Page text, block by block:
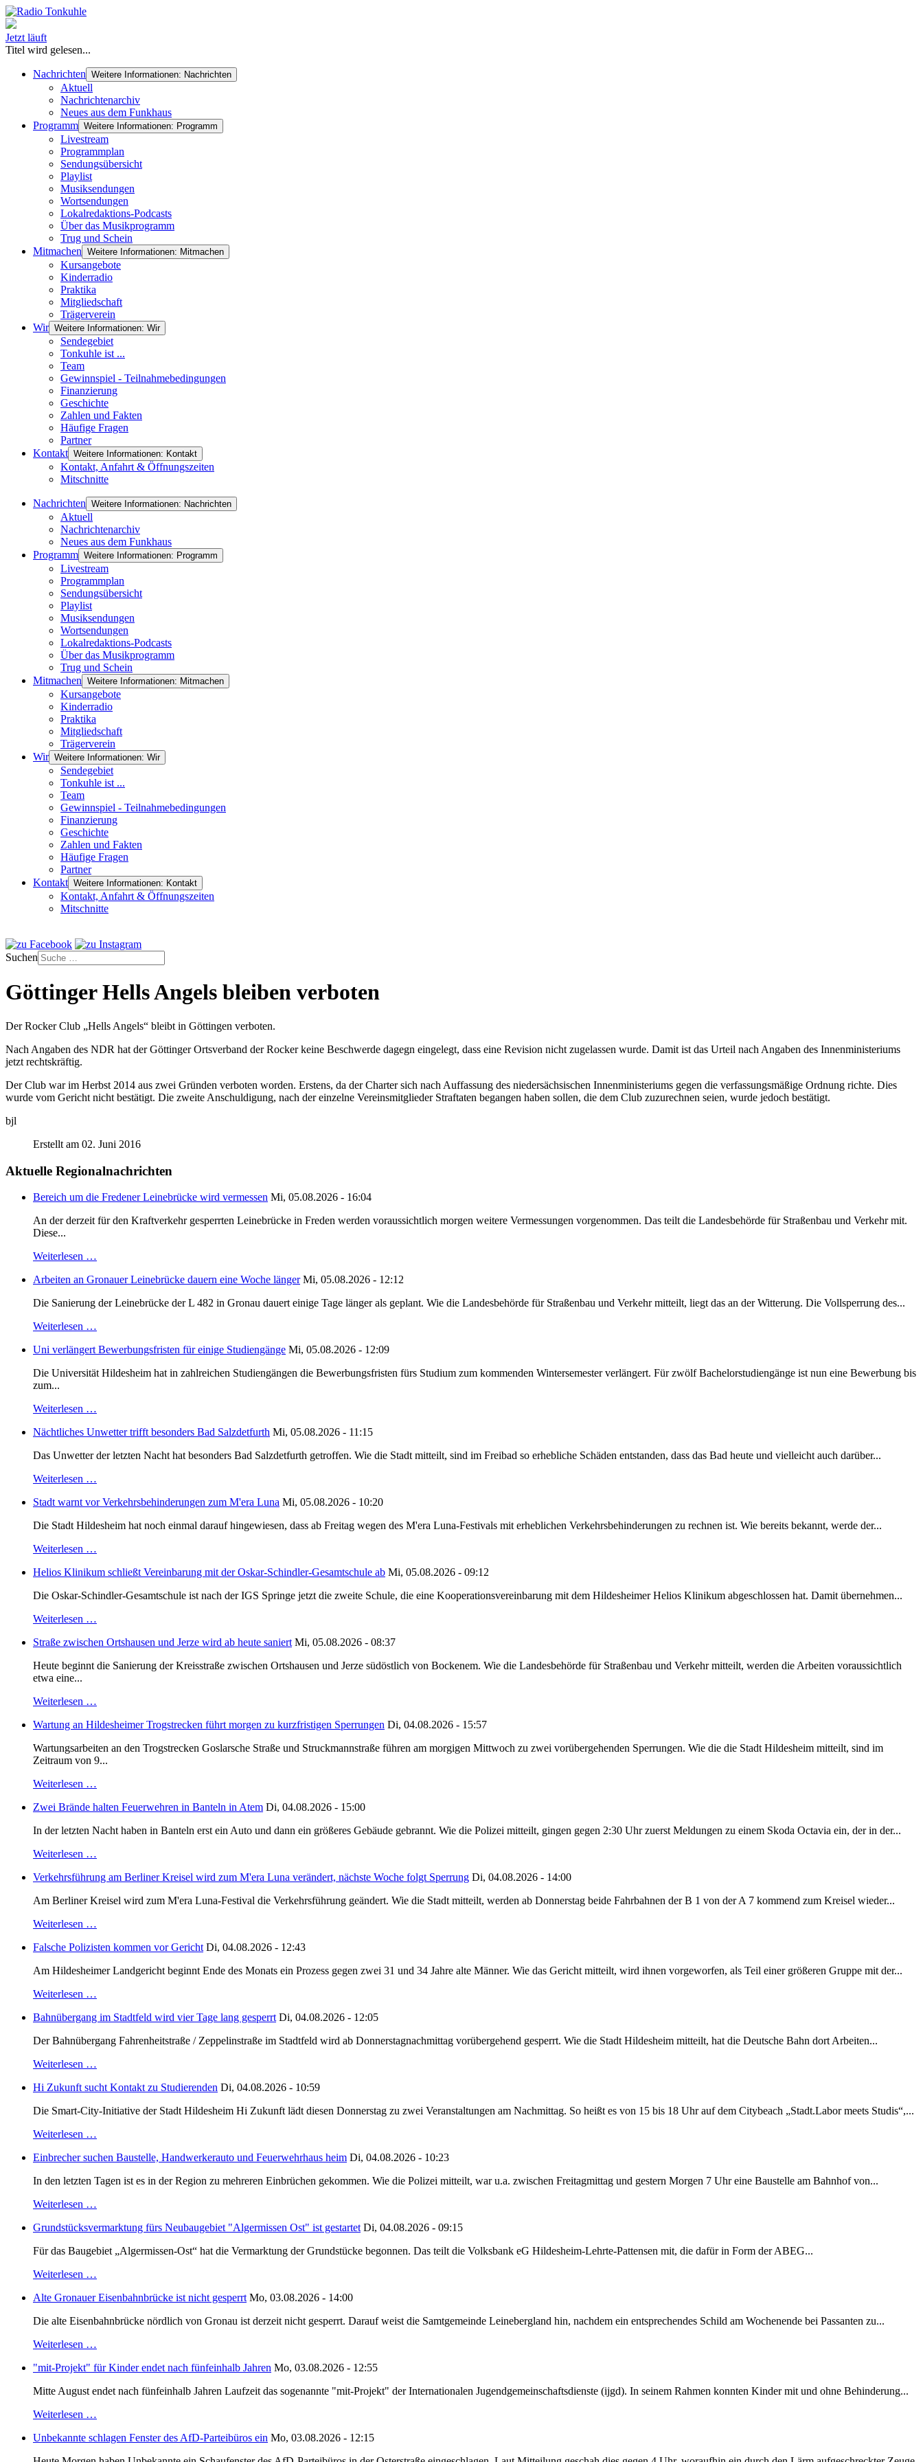
Jetzt läuft
Titel wird gelesen...
Nachrichten Weitere Informationen: Nachrichten
Aktuell
Nachrichtenarchiv
Neues aus dem Funkhaus
Programm Weitere Informationen: Programm
Livestream
Programmplan
Sendungsübersicht
Playlist
Musiksendungen
Wortsendungen
Lokalredaktions-Podcasts
Über das Musikprogramm
Trug und Schein
Mitmachen Weitere Informationen: Mitmachen
Kursangebote
Kinderradio
Praktika
Mitgliedschaft
Trägerverein
Wir Weitere Informationen: Wir
Sendegebiet
Tonkuhle ist ...
Team
Gewinnspiel - Teilnahmebedingungen
Finanzierung
Geschichte
Zahlen und Fakten
Häufige Fragen
Partner
Kontakt Weitere Informationen: Kontakt
Kontakt, Anfahrt & Öffnungszeiten
Mitschnitte
Nachrichten Weitere Informationen: Nachrichten
Aktuell
Nachrichtenarchiv
Neues aus dem Funkhaus
Programm Weitere Informationen: Programm
Livestream
Programmplan
Sendungsübersicht
Playlist
Musiksendungen
Wortsendungen
Lokalredaktions-Podcasts
Über das Musikprogramm
Trug und Schein
Mitmachen Weitere Informationen: Mitmachen
Kursangebote
Kinderradio
Praktika
Mitgliedschaft
Trägerverein
Wir Weitere Informationen: Wir
Sendegebiet
Tonkuhle ist ...
Team
Gewinnspiel - Teilnahmebedingungen
Finanzierung
Geschichte
Zahlen und Fakten
Häufige Fragen
Partner
Kontakt Weitere Informationen: Kontakt
Kontakt, Anfahrt & Öffnungszeiten
Mitschnitte
Suchen
Göttinger Hells Angels bleiben verboten
Der Rocker Club „Hells Angels“ bleibt in Göttingen verboten.
Nach Angaben des NDR hat der Göttinger Ortsverband der Rocker keine Beschwerde dagegn eingelegt, dass eine Revision nicht zugelassen wurde. Damit ist das Urteil nach Angaben des Innenministeriums
jetzt rechtskräftig.
Der Club war im Herbst 2014 aus zwei Gründen verboten worden. Erstens, da der Charter sich nach Auffassung des niedersächsischen Innenministeriums gegen die verfassungsmäßige Ordnung richte. Dies
wurde vom Gericht nicht bestätigt. Die zweite Anschuldigung, nach der einzelne Vereinsmitglieder Straftaten begangen haben sollen, die dem Club zuzurechnen seien, wurde jedoch bestätigt.
bjl
Erstellt am 02. Juni 2016
Aktuelle Regionalnachrichten
Bereich um die Fredener Leinebrücke wird vermessen Mi, 05.08.2026 - 16:04
An der derzeit für den Kraftverkehr gesperrten Leinebrücke in Freden werden voraussichtlich morgen weitere Vermessungen vorgenommen. Das teilt die Landesbehörde für Straßenbau und Verkehr mit.
Diese...
Weiterlesen …
Arbeiten an Gronauer Leinebrücke dauern eine Woche länger Mi, 05.08.2026 - 12:12
Die Sanierung der Leinebrücke der L 482 in Gronau dauert einige Tage länger als geplant. Wie die Landesbehörde für Straßenbau und Verkehr mitteilt, liegt das an der Witterung. Die Vollsperrung des...
Weiterlesen …
Uni verlängert Bewerbungsfristen für einige Studiengänge Mi, 05.08.2026 - 12:09
Die Universität Hildesheim hat in zahlreichen Studiengängen die Bewerbungsfristen fürs Studium zum kommenden Wintersemester verlängert. Für zwölf Bachelorstudiengänge ist nun eine Bewerbung bis
zum...
Weiterlesen …
Nächtliches Unwetter trifft besonders Bad Salzdetfurth Mi, 05.08.2026 - 11:15
Das Unwetter der letzten Nacht hat besonders Bad Salzdetfurth getroffen. Wie die Stadt mitteilt, sind im Freibad so erhebliche Schäden entstanden, dass das Bad heute und vielleicht auch darüber...
Weiterlesen …
Stadt warnt vor Verkehrsbehinderungen zum M'era Luna Mi, 05.08.2026 - 10:20
Die Stadt Hildesheim hat noch einmal darauf hingewiesen, dass ab Freitag wegen des M'era Luna-Festivals mit erheblichen Verkehrsbehinderungen zu rechnen ist. Wie bereits bekannt, werde der...
Weiterlesen …
Helios Klinikum schließt Vereinbarung mit der Oskar-Schindler-Gesamtschule ab Mi, 05.08.2026 - 09:12
Die Oskar-Schindler-Gesamtschule ist nach der IGS Springe jetzt die zweite Schule, die eine Kooperationsvereinbarung mit dem Hildesheimer Helios Klinikum abgeschlossen hat. Damit übernehmen...
Weiterlesen …
Straße zwischen Ortshausen und Jerze wird ab heute saniert Mi, 05.08.2026 - 08:37
Heute beginnt die Sanierung der Kreisstraße zwischen Ortshausen und Jerze südöstlich von Bockenem. Wie die Landesbehörde für Straßenbau und Verkehr mitteilt, werden die Arbeiten voraussichtlich
etwa eine...
Weiterlesen …
Wartung an Hildesheimer Trogstrecken führt morgen zu kurzfristigen Sperrungen Di, 04.08.2026 - 15:57
Wartungsarbeiten an den Trogstrecken Goslarsche Straße und Struckmannstraße führen am morgigen Mittwoch zu zwei vorübergehenden Sperrungen. Wie die die Stadt Hildesheim mitteilt, sind im
Zeitraum von 9...
Weiterlesen …
Zwei Brände halten Feuerwehren in Banteln in Atem Di, 04.08.2026 - 15:00
In der letzten Nacht haben in Banteln erst ein Auto und dann ein größeres Gebäude gebrannt. Wie die Polizei mitteilt, gingen gegen 2:30 Uhr zuerst Meldungen zu einem Skoda Octavia ein, der in der...
Weiterlesen …
Verkehrsführung am Berliner Kreisel wird zum M'era Luna verändert, nächste Woche folgt Sperrung Di, 04.08.2026 - 14:00
Am Berliner Kreisel wird zum M'era Luna-Festival die Verkehrsführung geändert. Wie die Stadt mitteilt, werden ab Donnerstag beide Fahrbahnen der B 1 von der A 7 kommend zum Kreisel wieder...
Weiterlesen …
Falsche Polizisten kommen vor Gericht Di, 04.08.2026 - 12:43
Am Hildesheimer Landgericht beginnt Ende des Monats ein Prozess gegen zwei 31 und 34 Jahre alte Männer. Wie das Gericht mitteilt, wird ihnen vorgeworfen, als Teil einer größeren Gruppe mit der...
Weiterlesen …
Bahnübergang im Stadtfeld wird vier Tage lang gesperrt Di, 04.08.2026 - 12:05
Der Bahnübergang Fahrenheitstraße / Zeppelinstraße im Stadtfeld wird ab Donnerstagnachmittag vorübergehend gesperrt. Wie die Stadt Hildesheim mitteilt, hat die Deutsche Bahn dort Arbeiten...
Weiterlesen …
Hi Zukunft sucht Kontakt zu Studierenden Di, 04.08.2026 - 10:59
Die Smart-City-Initiative der Stadt Hildesheim Hi Zukunft lädt diesen Donnerstag zu zwei Veranstaltungen am Nachmittag. So heißt es von 15 bis 18 Uhr auf dem Citybeach „Stadt.Labor meets Studis“,...
Weiterlesen …
Einbrecher suchen Baustelle, Handwerkerauto und Feuerwehrhaus heim Di, 04.08.2026 - 10:23
In den letzten Tagen ist es in der Region zu mehreren Einbrüchen gekommen. Wie die Polizei mitteilt, war u.a. zwischen Freitagmittag und gestern Morgen 7 Uhr eine Baustelle am Bahnhof von...
Weiterlesen …
Grundstücksvermarktung fürs Neubaugebiet "Algermissen Ost" ist gestartet Di, 04.08.2026 - 09:15
Für das Baugebiet „Algermissen-Ost“ hat die Vermarktung der Grundstücke begonnen. Das teilt die Volksbank eG Hildesheim-Lehrte-Pattensen mit, die dafür in Form der ABEG...
Weiterlesen …
Alte Gronauer Eisenbahnbrücke ist nicht gesperrt Mo, 03.08.2026 - 14:00
Die alte Eisenbahnbrücke nördlich von Gronau ist derzeit nicht gesperrt. Darauf weist die Samtgemeinde Leinebergland hin, nachdem ein entsprechendes Schild am Wochenende bei Passanten zu...
Weiterlesen …
"mit-Projekt" für Kinder endet nach fünfeinhalb Jahren Mo, 03.08.2026 - 12:55
Mitte August endet nach fünfeinhalb Jahren Laufzeit das sogenannte "mit-Projekt" der Internationalen Jugendgemeinschaftsdienste (ijgd). In seinem Rahmen konnten Kinder mit und ohne Behinderung...
Weiterlesen …
Unbekannte schlagen Fenster des AfD-Parteibüros ein Mo, 03.08.2026 - 12:15